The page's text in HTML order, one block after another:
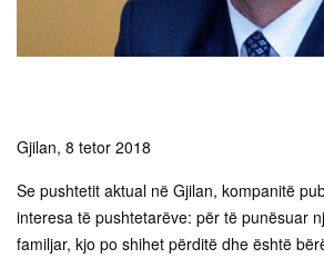
Gjilan, 8 tetor 2018
Se pushtetit aktual në Gjilan, kompanitë
interesa të pushtetarëve: për të punësuar
familjar, kjo po shihet përditë dhe është